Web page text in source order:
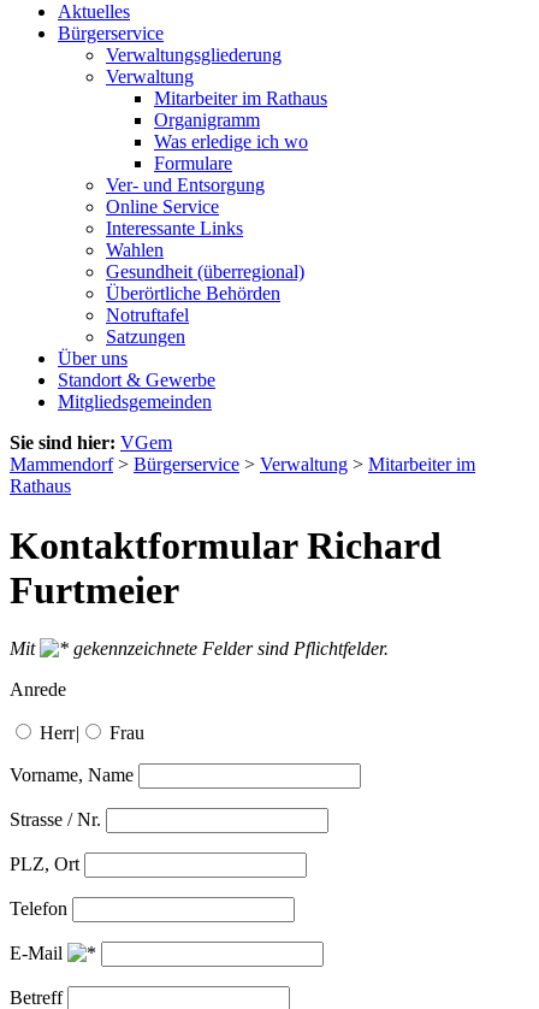
Aktuelles
Bürgerservice
Verwaltungsgliederung
Verwaltung
Mitarbeiter im Rathaus
Organigramm
Was erledige ich wo
Formulare
Ver- und Entsorgung
Online Service
Interessante Links
Wahlen
Gesundheit (überregional)
Überörtliche Behörden
Notruftafel
Satzungen
Über uns
Standort & Gewerbe
Mitgliedsgemeinden
Sie sind hier: VGem
Mammendorf> Bürgerservice > Verwaltung > Mitarbeiter im
Rathaus
Kontaktformular Richard
Furtmeier
Mit
gekennzeichnete Felder sind Pflichtfelder.
Anrede
Herr| Frau
Vorname, Name
Strasse / Nr.
PLZ, Ort
Telefon
E-Mail
Betreff